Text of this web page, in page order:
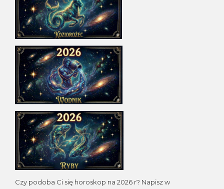
Czy podoba Ci się horoskop na 2026 r? Napisz w